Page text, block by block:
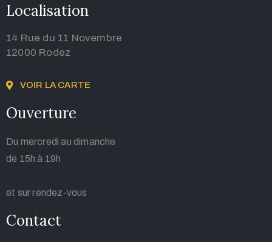
Localisation
14 Rue du 11 Novembre
12000 Rodez
VOIR LA CARTE
Ouverture
Du mercredi au dimanche
de 15h à 19h
et sur rendez-vous
Contact